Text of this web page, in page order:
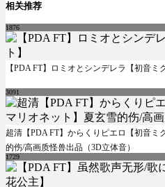
相关推荐
1876
【PDA FT】ロミオとシンデレラ【初音ミ
3091
超清【PDA FT】からくりピエロ【初音
的伤/高画质怪兽出品（3D立体音）
1729